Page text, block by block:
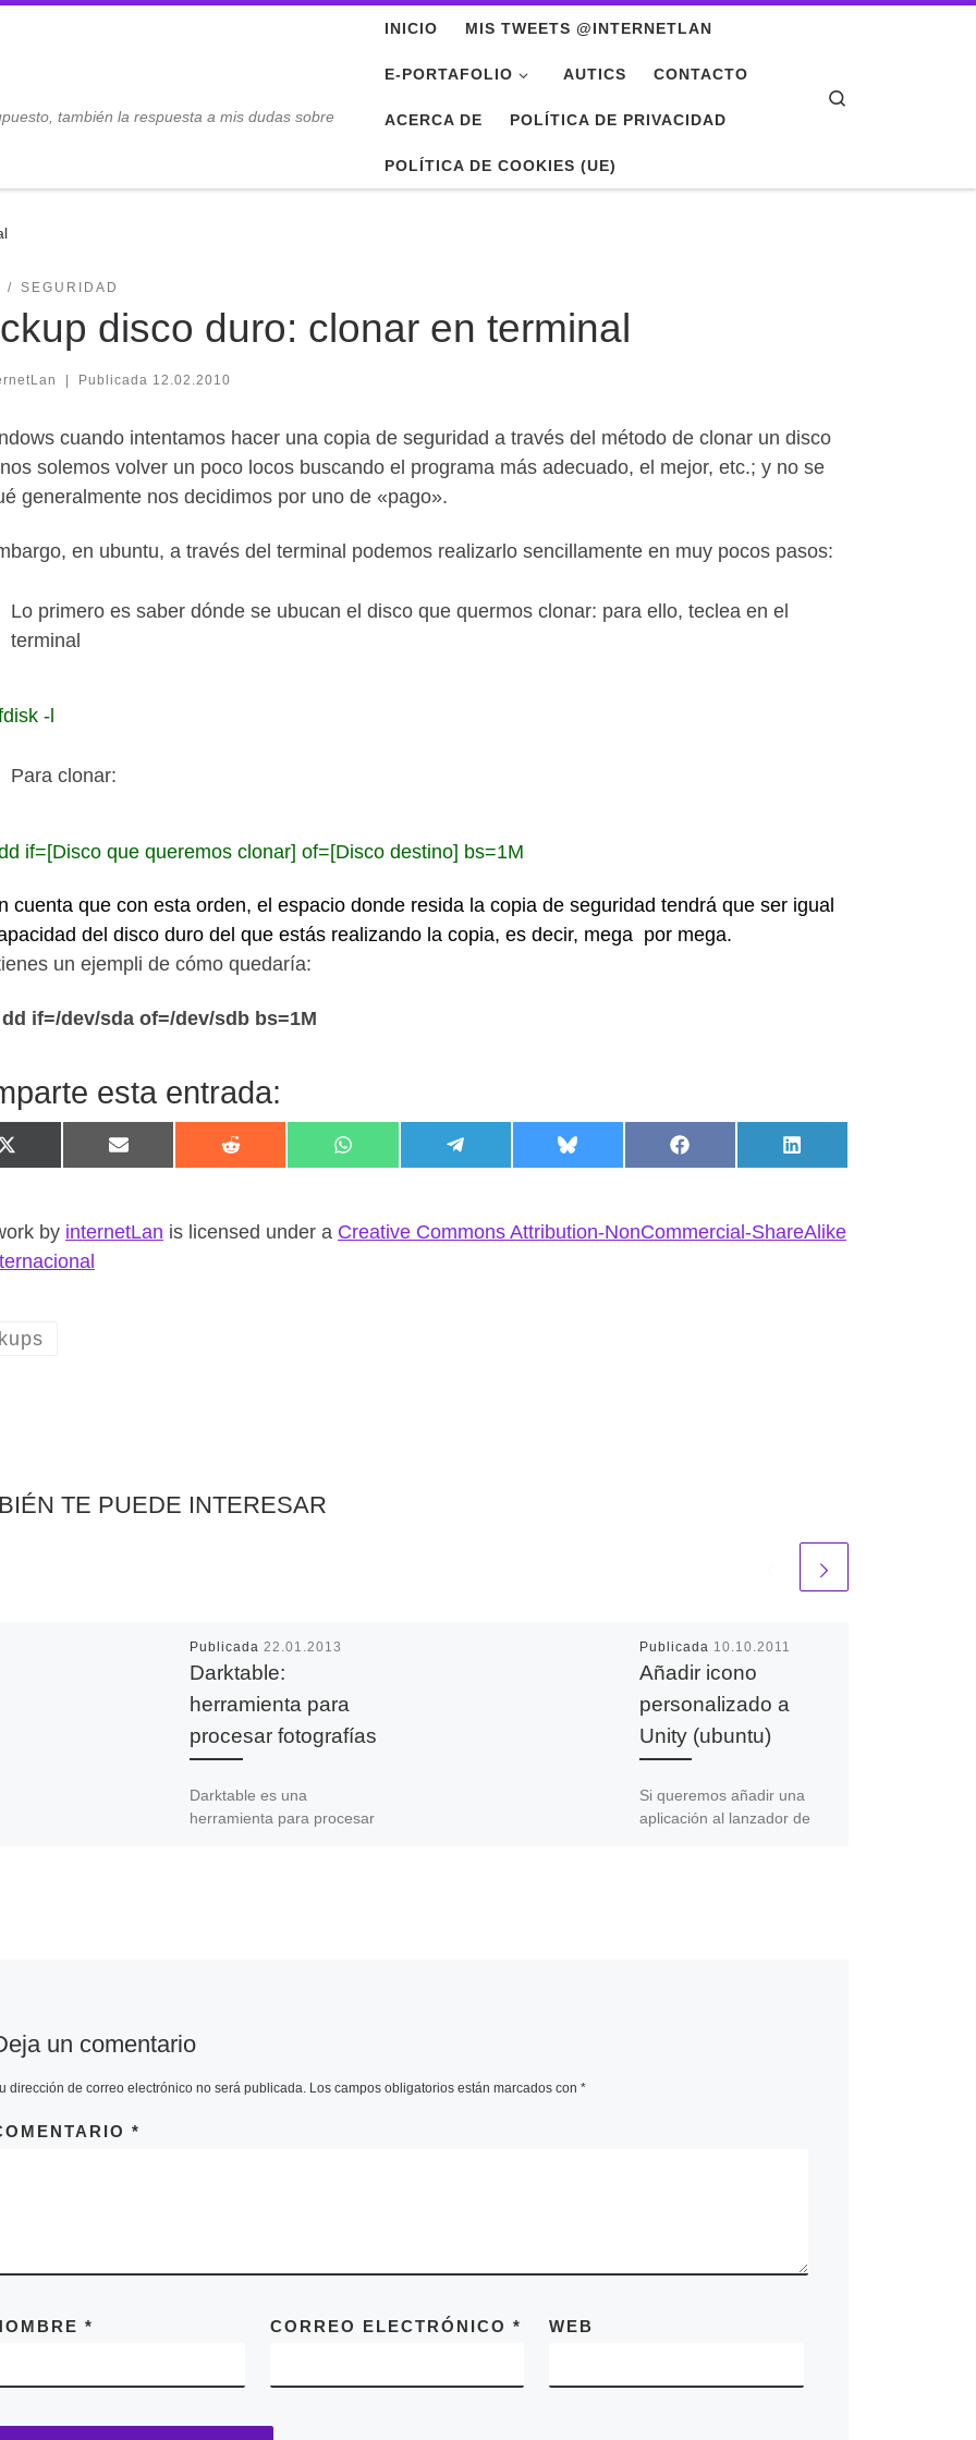
también la respuesta a mis dudas sobre
INICIO MIS TWEETS @INTERNETLAN
E-PORTAFOLIO AUTICS CONTACTO
ACERCA DE POLÍTICA DE PRIVACIDAD
POLÍTICA DE COOKIES (UE)
SEGURIDAD
disco duro: clonar en terminal
Publicada 12.02.2010
cuando intentamos hacer una copia de seguridad a través del método de clonar un disco
solemos volver un poco locos buscando el programa más adecuado, el mejor, etc.; y no se
generalmente nos decidimos por uno de «pago».
en ubuntu, a través del terminal podemos realizarlo sencillamente en muy pocos pasos:
Lo primero es saber dónde se ubucan el disco que quermos clonar: para ello, teclea en el
terminal
-l
Para clonar:
if=[Disco que queremos clonar] of=[Disco destino] bs=1M
cuenta que con esta orden, el espacio donde resida la copia de seguridad tendrá que ser igual
del disco duro del que estás realizando la copia, es decir, mega por mega.
un ejempli de cómo quedaría:
if=/dev/sda of=/dev/sdb bs=1M
esta entrada:
Compartir en X (Twitter)
Compartir en EmailCompartir en RedditCompartir en WhatsAppCompartir en TelegramCompartir en BlueskyCompartir en Facebook
Compartir en
by internetLan is licensed under a Creative Commons Attribution-NonCommercial-ShareAlike
TE PUEDE INTERESAR
Publicada22.01.2013
Darktable:
herramienta para
procesar fotografías
Darktable es una
herramienta para procesar
Publicada 10.10.2011
Añadir icono
personalizado a
Unity (ubuntu)
Si queremos añadir una
aplicación al lanzador de
un comentario
dirección de correo electrónico no será publicada. Los campos obligatorios están marcados con *
*
* CORREO ELECTRÓNICO * WEB